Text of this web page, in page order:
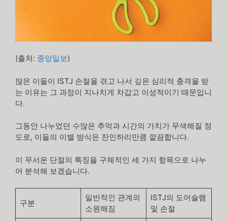
(출처: 중앙일보)
많은 이들이 ISTJ 손절을 겪고 나서 깊은 심리적 충격을 받
는 이유는 그 과정이 지나치게 차갑고 이성적이기 때문입니
다.
그동안 나누었던 수많은 추억과 시간의 가치가 무색해질 정
도로, 이들의 이별 방식은 잔인하리만큼 깔끔합니다.
이 무서운 단절의 특징을 구체적인 세 가지 항목으로 나누
어 분석해 보겠습니다.
구분
일반적인 관계의
소원해짐
ISTJ의 도어슬램
및 손절